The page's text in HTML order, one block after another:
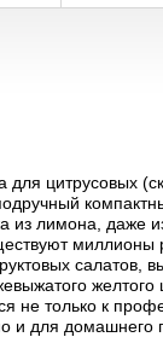
для цитрусовых
из лимона, даже
миллионы
салатов,
желтого
не только к
и для домашнего